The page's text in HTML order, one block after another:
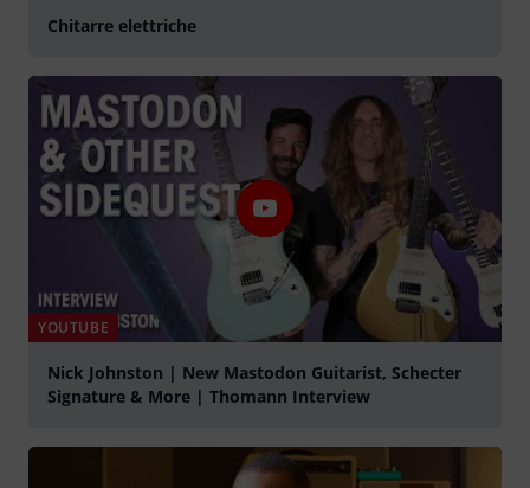
Chitarre elettriche
YOUTUBE
Nick Johnston | New Mastodon Guitarist, Schecter
Signature & More | Thomann Interview